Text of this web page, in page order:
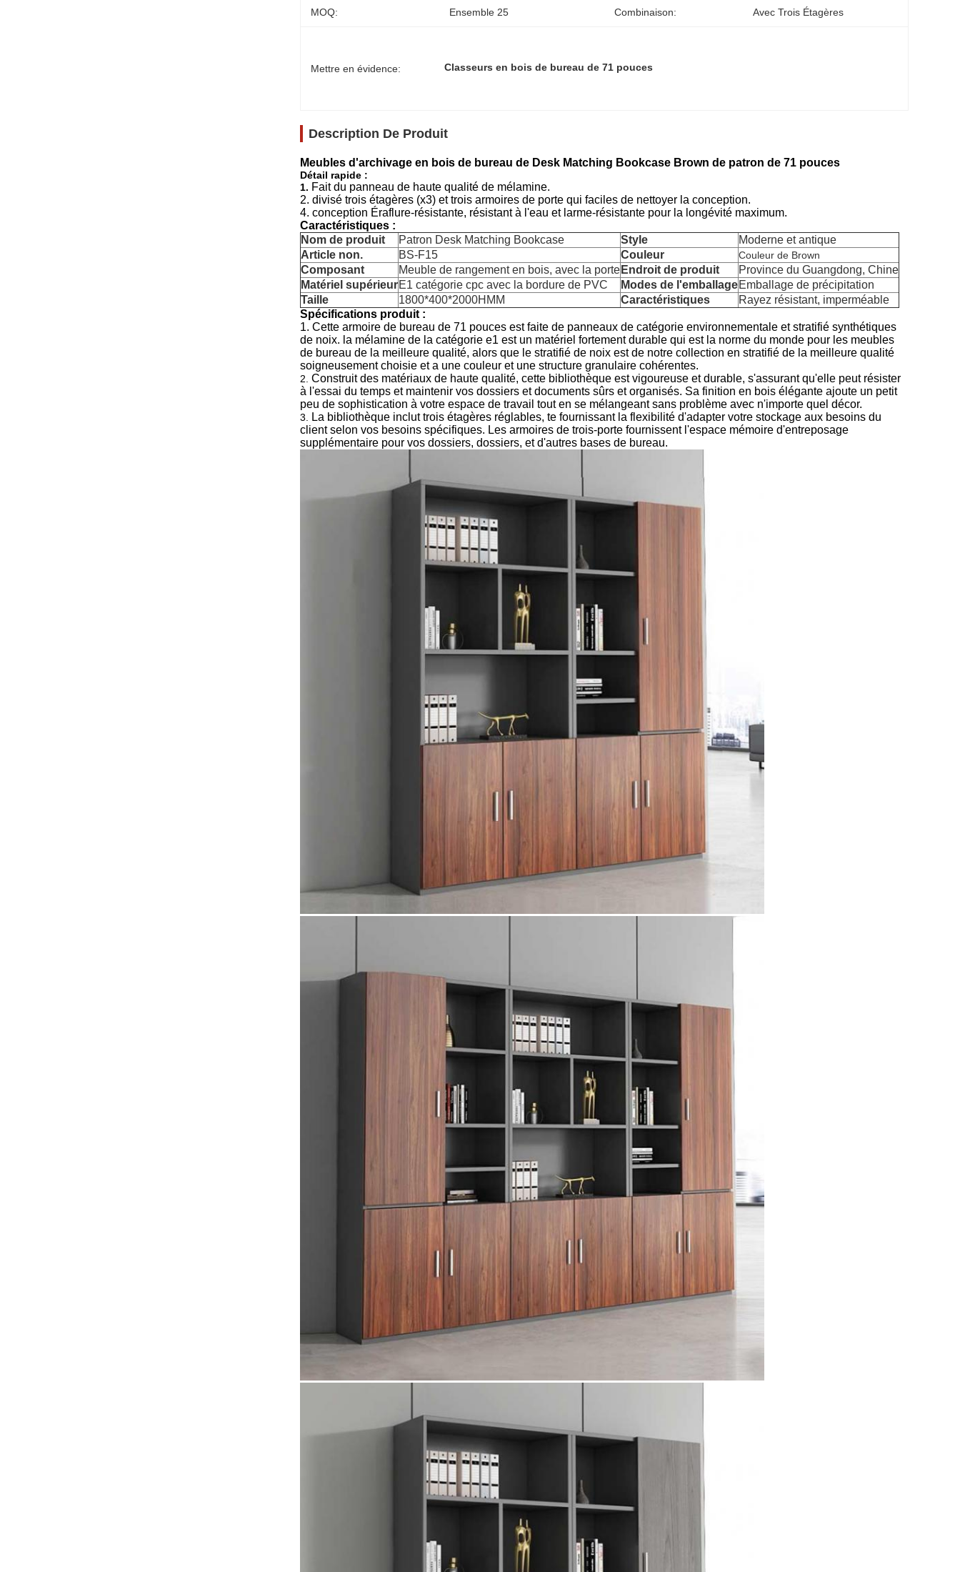
MOQ: Ensemble 25 Combinaison: Avec Trois Étagères
Mettre en évidence: Classeurs en bois de bureau de 71 pouces
Description De Produit
Meubles d'archivage en bois de bureau de Desk Matching Bookcase Brown de patron de 71 pouces
Détail rapide :
1. Fait du panneau de haute qualité de mélamine.
2. divisé trois étagères (x3) et trois armoires de porte qui faciles de nettoyer la conception.
4. conception Éraflure-résistante, résistant à l'eau et larme-résistante pour la longévité maximum.
Caractéristiques :
Nom de produit
Patron Desk Matching Bookcase Style
Moderne et antique
Article non.
BS-F15 Couleur Couleur de Brown
Composant Meuble de rangement en bois, avec la porte Endroit de produit
Province du Guangdong, Chine
Matériel supérieurE1 catégorie cpc avec la bordure de PVC Modes de l'emballageEmballage de précipitation
Taille
1800*400*2000HMM Caractéristiques
Rayez résistant, imperméable
Spécifications produit :
1. Cette armoire de bureau de 71 pouces est faite de panneaux de catégorie environnementale et stratifié synthétiques
de noix. la mélamine de la catégorie e1 est un matériel fortement durable qui est la norme du monde pour les meubles
de bureau de la meilleure qualité, alors que le stratifié de noix est de notre collection en stratifié de la meilleure qualité
soigneusement choisie et a une couleur et une structure granulaire cohérentes.
2. Construit des matériaux de haute qualité, cette bibliothèque est vigoureuse et durable, s'assurant qu'elle peut résister
à l'essai du temps et maintenir vos dossiers et documents sûrs et organisés. Sa finition en bois élégante ajoute un petit
peu de sophistication à votre espace de travail tout en se mélangeant sans problème avec n'importe quel décor.
3.
La bibliothèque inclut trois étagères réglables, te fournissant la flexibilité d'adapter votre stockage aux besoins du
client selon vos besoins spécifiques. Les armoires de trois-porte fournissent l'espace mémoire d'entreposage
supplémentaire pour vos dossiers, dossiers, et d'autres bases de bureau.